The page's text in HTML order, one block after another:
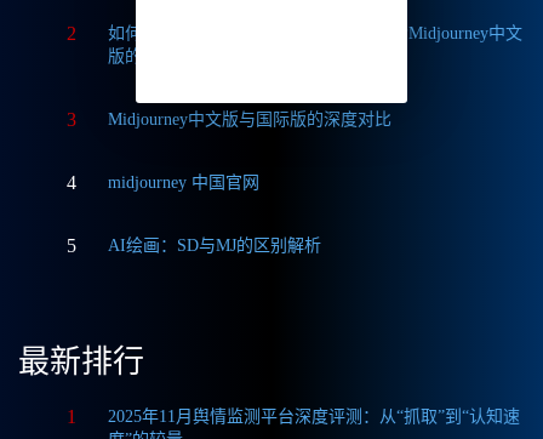
2
如何轻松实现Midjourney本地部署？探索Midjourney中文
版的无限可能
3 Midjourney中文版与国际版的深度对比
4 midjourney 中国官网
5 AI绘画：SD与MJ的区别解析
最新排行
1
2025年11月舆情监测平台深度评测：从“抓取”到“认知速